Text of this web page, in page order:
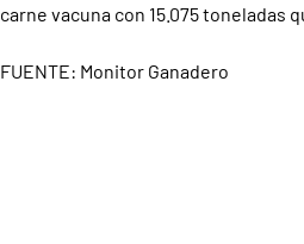
carne vacuna con 15.075 toneladas
FUENTE: Monitor Ganadero